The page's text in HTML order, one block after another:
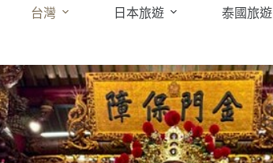
台灣 日本旅遊 泰國旅遊